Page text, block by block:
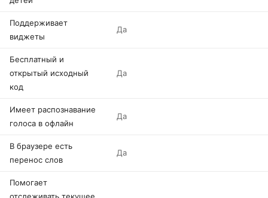
Поддерживает
виджеты
Да
Бесплатный и
открытый исходный
код
Да
Имеет распознавание
голоса в офлайн
Да
В браузере есть
перенос слов
Да
Помогает